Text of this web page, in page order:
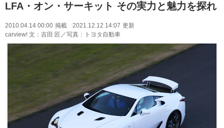
LFA・オン・サーキット その実力と魅力を探れ
2010.04.14 00:00 掲載 2021.12.12 14:07 更新
carview! 文：吉田 匠／写真：トヨタ自動車